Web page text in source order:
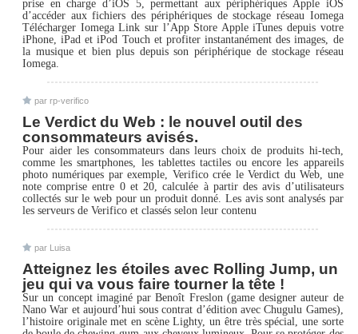
prise en charge d’iOS 5, permettant aux périphériques Apple iOS
d’accéder aux fichiers des périphériques de stockage réseau Iomega
Télécharger Iomega Link sur l’App Store Apple iTunes depuis votre
iPhone, iPad et iPod Touch et profiter instantanément des images, de
la musique et bien plus depuis son périphérique de stockage réseau
Iomega.
par rp-verifico
Le Verdict du Web : le nouvel outil des
consommateurs avisés.
Pour aider les consommateurs dans leurs choix de produits hi-tech,
comme les smartphones, les tablettes tactiles ou encore les appareils
photo numériques par exemple, Verifico crée le Verdict du Web, une
note comprise entre 0 et 20, calculée à partir des avis d’utilisateurs
collectés sur le web pour un produit donné. Les avis sont analysés par
les serveurs de Verifico et classés selon leur contenu
par Luisa
Atteignez les étoiles avec Rolling Jump, un
jeu qui va vous faire tourner la tête !
Sur un concept imaginé par Benoît Freslon (game designer auteur de
Nano War et aujourd’hui sous contrat d’édition avec Chugulu Games),
l’histoire originale met en scène Lighty, un être très spécial, une sorte